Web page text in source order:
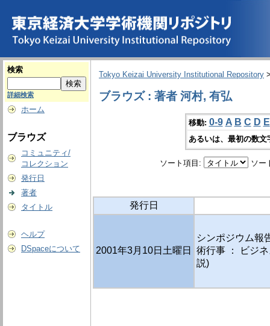
検索
詳細検索
ホーム
ブラウズ
コミュニティ/
コレクション
発行日
著者
タイトル
ヘルプ
DSpaceについて
Tokyo Keizai University Institutional Repository
ブラウズ : 著者 河村, 有弘
移動: 0-9 A B C D E
あるいは、最初の数
ソート項目: ソー
発行日
2001年3月10日土曜日
シンポジウム報
術行事 ： ビジ
説)